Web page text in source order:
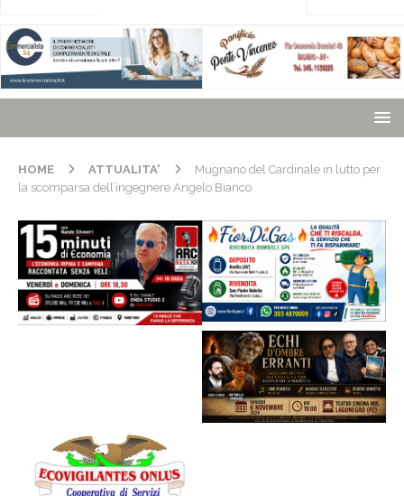
HOME ATTUALITA'
Mugnano del Cardinale in lutto per
la scomparsa dell’ingegnere Angelo Bianco